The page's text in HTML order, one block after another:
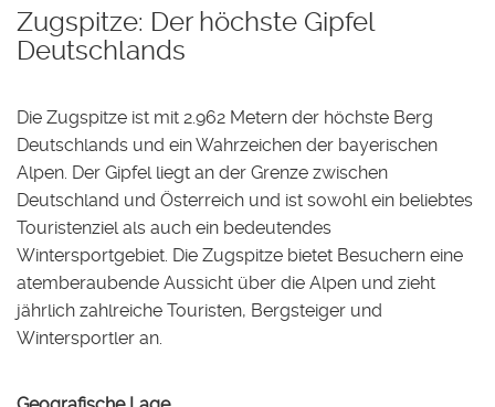
Zugspitze: Der höchste Gipfel
Deutschlands
Die Zugspitze ist mit 2.962 Metern der höchste Berg
Deutschlands und ein Wahrzeichen der bayerischen
Alpen. Der Gipfel liegt an der Grenze zwischen
Deutschland und Österreich und ist sowohl ein beliebtes
Touristenziel als auch ein bedeutendes
Wintersportgebiet. Die Zugspitze bietet Besuchern eine
atemberaubende Aussicht über die Alpen und zieht
jährlich zahlreiche Touristen, Bergsteiger und
Wintersportler an.